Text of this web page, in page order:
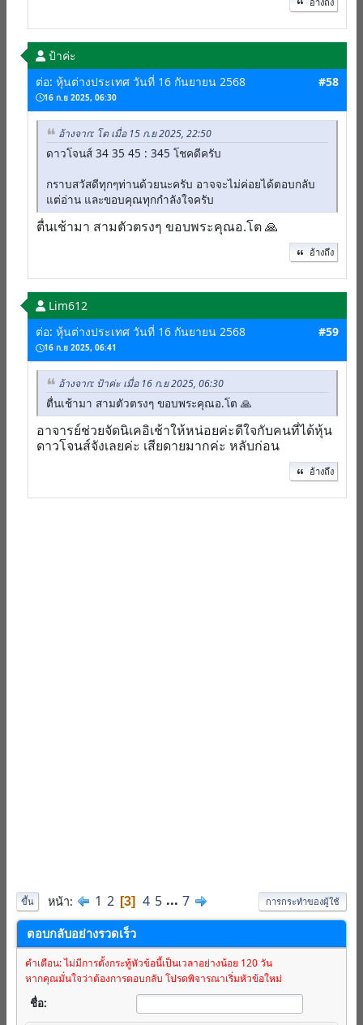
ป้าค่ะ
ต่อ: หุ้นต่างประเทศ วันที่ 16 กันยายน 2568
16 ก.ย 2025, 06:30
#58
อ้างจาก: โต เมื่อ 15 ก.ย 2025, 22:50
ดาวโจนส์ 34 35 45 : 345 โชคดีครับ
กราบสวัสดีทุกๆท่านด้วยนะครับ อาจจะไม่ค่อยได้ตอบกลับ
แต่อ่าน และขอบคุณทุกกำลังใจครับ
ตื่นเช้ามา สามตัวตรงๆ ขอบพระคุณอ.โต 🙏
อ้างถึง
Lim612
ต่อ: หุ้นต่างประเทศ วันที่ 16 กันยายน 2568
16 ก.ย 2025, 06:41
#59
อ้างจาก: ป้าค่ะ เมื่อ 16 ก.ย 2025, 06:30
ตื่นเช้ามา สามตัวตรงๆ ขอบพระคุณอ.โต 🙏
อาจารย์ช่วยจัดนิเคอิเช้าให้หน่อยค่ะดีใจกับคนที่ได้หุ้น
ดาวโจนส์จังเลยค่ะ เสียดายมากค่ะ หลับก่อน
อ้างถึง
ขึ้น หน้า 1 2 3 4 5 ... 7 การกระทำของผู้ใช้
ตอบกลับอย่างรวดเร็ว
คำเตือน: ไม่มีการตั้งกระทู้หัวข้อนี้เป็นเวลาอย่างน้อย 120 วัน
หากคุณมั่นใจว่าต้องการตอบกลับ โปรดพิจารณาเริ่มหัวข้อใหม่
ชื่อ: